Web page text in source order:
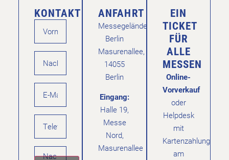
KONTAKT ANFAHRT
Messegelände
Berlin
Masurenallee,
14055
Berlin
Eingang:
Halle 19,
Messe
Nord,
Masurenallee
EIN
TICKET
FÜR
ALLE
MESSEN
Online-
Vorverkauf
oder
Helpdesk
mit
Kartenzahlung
am